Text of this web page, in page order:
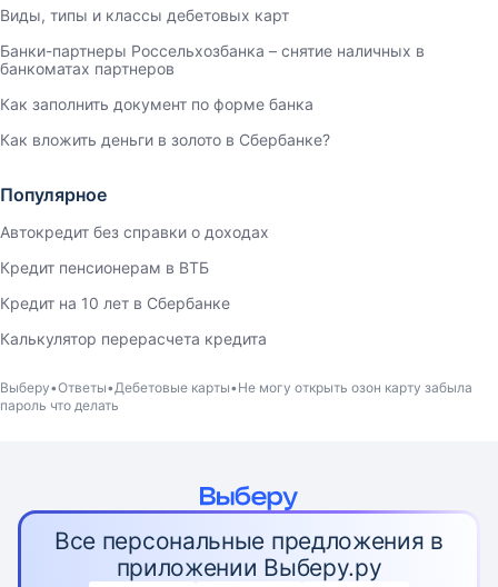
Виды, типы и классы дебетовых карт
Банки-партнеры Россельхозбанка – снятие наличных в
банкоматах партнеров
Как заполнить документ по форме банка
Как вложить деньги в золото в Сбербанке?
Популярное
Автокредит без справки о доходах
Кредит пенсионерам в ВТБ
Кредит на 10 лет в Сбербанке
Калькулятор перерасчета кредита
Выберу Ответы Дебетовые карты Не могу открыть озон карту забыла
пароль что делать
Все персональные предложения в
приложении Выберу.ру